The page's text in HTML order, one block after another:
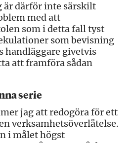
är därför inte särskilt
med att
som i detta fall tyst
som bevisning
handläggare givetvis
att framföra sådan
serie
jag att redogöra för ett
verksamhetsöverlåtelse.
i målet högst